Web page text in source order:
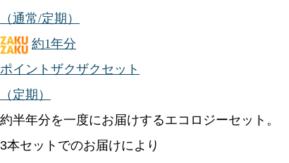
（通常/定期）
約1年分
ポイントザクザクセット
（定期）
約半年分を一度にお届けするエコロジーセット。
3本セットでのお届けにより